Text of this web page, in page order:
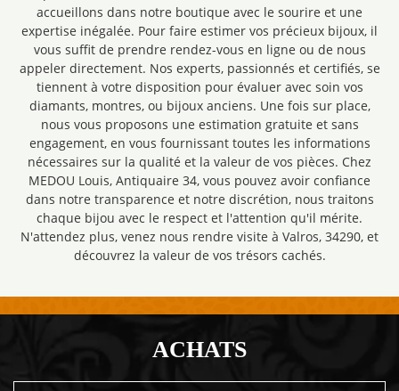
accueillons dans notre boutique avec le sourire et une
expertise inégalée. Pour faire estimer vos précieux bijoux, il
vous suffit de prendre rendez-vous en ligne ou de nous
appeler directement. Nos experts, passionnés et certifiés, se
tiennent à votre disposition pour évaluer avec soin vos
diamants, montres, ou bijoux anciens. Une fois sur place,
nous vous proposons une estimation gratuite et sans
engagement, en vous fournissant toutes les informations
nécessaires sur la qualité et la valeur de vos pièces. Chez
MEDOU Louis, Antiquaire 34, vous pouvez avoir confiance
dans notre transparence et notre discrétion, nous traitons
chaque bijou avec le respect et l'attention qu'il mérite.
N'attendez plus, venez nous rendre visite à Valros, 34290, et
découvrez la valeur de vos trésors cachés.
ACHATS